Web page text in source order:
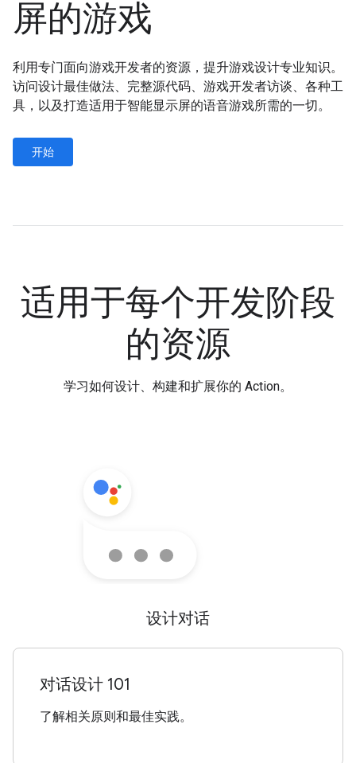
屏的游戏
利用专门面向游戏开发者的资源，提升游戏设计专业知识。
访问设计最佳做法、完整源代码、游戏开发者访谈、各种工
具，以及打造适用于智能显示屏的语音游戏所需的一切。
开始
适用于每个开发阶段
的资源
学习如何设计、构建和扩展你的 Action。
设计对话
对话设计 101
了解相关原则和最佳实践。